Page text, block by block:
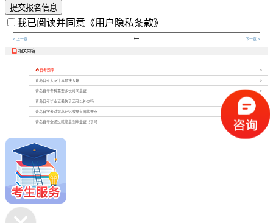
提交报名信息
我已阅读并同意 《用户隐私条款》
< 上一章  下一章 >
 相关内容
 自考题库
青岛自考大专什么最快入籍
青岛自考专科需要多长时间拿证
青岛自考毕业证丢失了还可以补办吗
青岛自学考试提高记忆效果有哪些要点
青岛自考全通过就能拿到毕业证书了吗